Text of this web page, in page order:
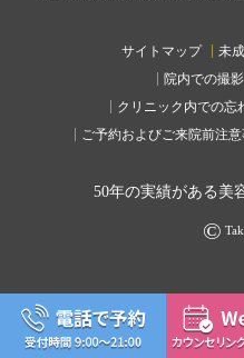
サイトマップ
未
院内での撮
クリニック内での忘
ご予約およびご来院前注
50年の実績がある美
©